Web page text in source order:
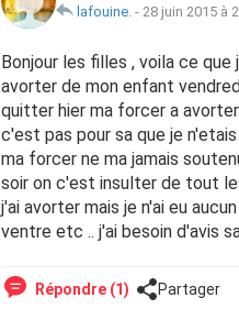
lafouine. - 28 juin 2015 à
Bonjour les filles , voila ce
avorter de mon enfant
quitter hier ma forcer a
c'est pas pour sa que je
ma forcer ne ma jamais
soir on c'est insulter de tout
j'ai avorter mais je n'ai eu
ventre etc .. j'ai besoin d'avis
Répondre (1) Partager